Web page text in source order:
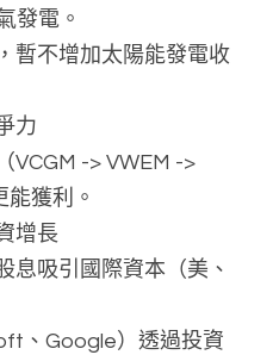
發電。
暫不增加太陽能發電收
力
VCGM -> VWEM ->
能獲利。
增長
息吸引國際資本（美、
、Google）透過投資